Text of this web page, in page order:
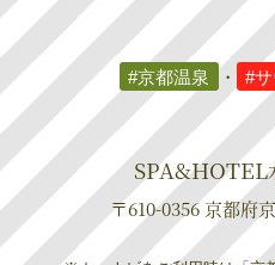
#京都温泉 ・ #
SPA&HOTEL
〒610-0356 京都府